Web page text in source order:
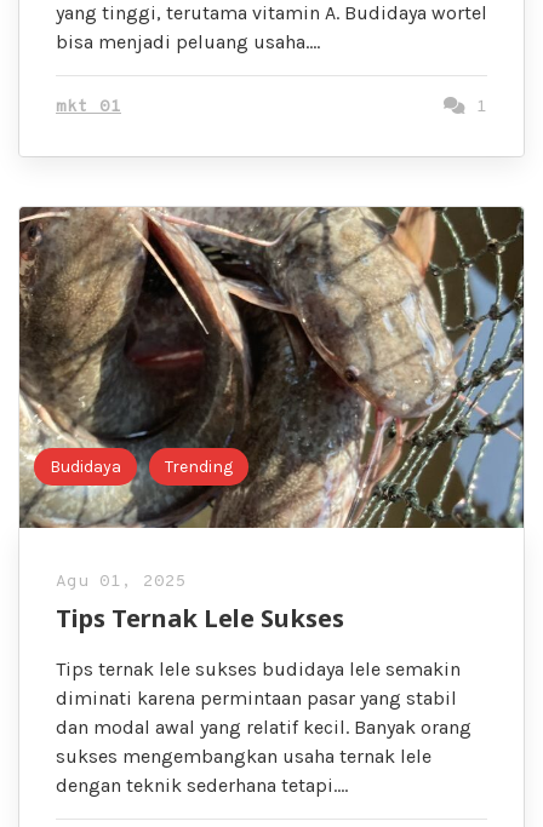
yang tinggi, terutama vitamin A. Budidaya wortel
bisa menjadi peluang usaha….
mkt 01 1
Budidaya Trending
Agu 01, 2025
Tips Ternak Lele Sukses
Tips ternak lele sukses budidaya lele semakin
diminati karena permintaan pasar yang stabil
dan modal awal yang relatif kecil. Banyak orang
sukses mengembangkan usaha ternak lele
dengan teknik sederhana tetapi….